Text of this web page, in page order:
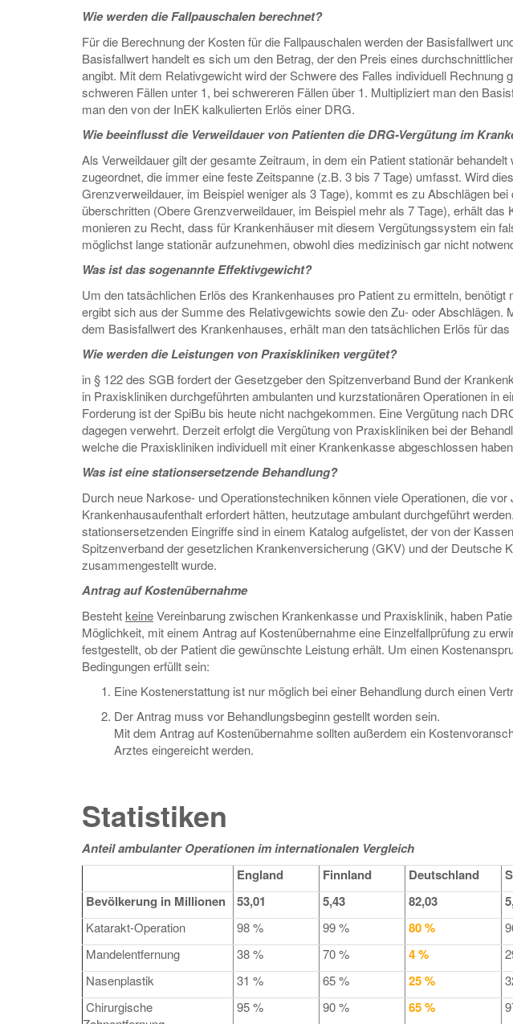
Wie werden die Fallpauschalen berechnet?
Für die Berechnung der Kosten für die Fallpauschalen werden der Basisfallwert
Basisfallwert handelt es sich um den Betrag, der den Preis eines
angibt. Mit dem Relativgewicht wird der Schwere des Falles individuell Rechnung
schweren Fällen unter 1, bei schwereren Fällen über 1. Multipliziert man den
man den von der InEK kalkulierten Erlös einer DRG.
Wie beeinflusst die Verweildauer von Patienten die DRG-Vergütung im
Als Verweildauer gilt der gesamte Zeitraum, in dem ein Patient stationär
zugeordnet, die immer eine feste Zeitspanne (z.B. 3 bis 7 Tage) umfasst. Wird
Grenzverweildauer, im Beispiel weniger als 3 Tage), kommt es zu Abschlägen
überschritten (Obere Grenzverweildauer, im Beispiel mehr als 7 Tage), erhält das
monieren zu Recht, dass für Krankenhäuser mit diesem Vergütungssystem ein
möglichst lange stationär aufzunehmen, obwohl dies medizinisch gar nicht
Was ist das sogenannte Effektivgewicht?
Um den tatsächlichen Erlös des Krankenhauses pro Patient zu ermitteln,
ergibt sich aus der Summe des Relativgewichts sowie den Zu- oder Abschlägen.
dem Basisfallwert des Krankenhauses, erhält man den tatsächlichen Erlös für
Wie werden die Leistungen von Praxiskliniken vergütet?
in § 122 des SGB fordert der Gesetzgeber den Spitzenverband Bund der
in Praxiskliniken durchgeführten ambulanten und kurzstationären Operationen in
Forderung ist der SpiBu bis heute nicht nachgekommen. Eine Vergütung nach
dagegen verwehrt. Derzeit erfolgt die Vergütung von Praxiskliniken bei der
welche die Praxiskliniken individuell mit einer Krankenkasse abgeschlossen
Was ist eine stationsersetzende Behandlung?
Durch neue Narkose- und Operationstechniken können viele Operationen, die vor
Krankenhausaufenthalt erfordert hätten, heutzutage ambulant durchgeführt
stationsersetzenden Eingriffe sind in einem Katalog aufgelistet, der von der
Spitzenverband der gesetzlichen Krankenversicherung (GKV) und der Deutsche
zusammengestellt wurde.
Antrag auf Kostenübernahme
Besteht keineVereinbarung zwischen Krankenkasse und Praxisklinik, haben
Möglichkeit, mit einem Antrag auf Kostenübernahme eine Einzelfallprüfung zu
festgestellt, ob der Patient die gewünschte Leistung erhält. Um einen
Bedingungen erfüllt sein:
Eine Kostenerstattung ist nur möglich bei einer Behandlung durch einen
Der Antrag muss vor Behandlungsbeginn gestellt worden sein.
Mit dem Antrag auf Kostenübernahme sollten außerdem ein
Arztes eingereicht werden.
Statistiken
Anteil ambulanter Operationen im internationalen Vergleich
England
Finnland Deutschland
Bevölkerung in Millionen
53,01 5,43 82,03
Katarakt-Operation 98 % 99 % 80 %
Mandelentfernung
38 % 70 % 4 %
Nasenplastik
31 % 65 % 25 %
Chirurgische
95 % 90 % 65 %